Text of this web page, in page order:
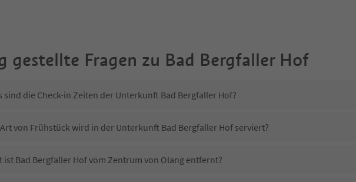
gestellte Fragen zu Bad Bergfaller Hof
sind die Check-in Zeiten der Unterkunft Bad Bergfaller Hof?
von Frühstück wird in der Unterkunft Bad Bergfaller Hof serviert?
ist Bad Bergfaller Hof vom Zentrum von Olang entfernt?